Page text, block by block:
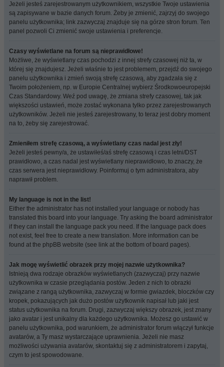
Jeżeli jesteś zarejestrowanym użytkownikiem, wszystkie Twoje ustawienia
są zapisywane w bazie danych forum. Żeby je zmienić, zajrzyj do swojego
panelu użytkownika; link zazwyczaj znajduje się na górze stron forum. Ten
panel pozwoli Ci zmienić swoje ustawienia i preferencje.
Czasy wyświetlane na forum są nieprawidłowe!
Możliwe, że wyświetlany czas pochodzi z innej strefy czasowej niż ta, w
której się znajdujesz. Jeżeli właśnie to jest problemem, przejdź do swojego
panelu użytkownika i zmień swoją strefę czasową, aby zgadzała się z
Twoim położeniem, np. w Europie Centralnej wybierz Środkowoeuropejski
Czas Standardowy. Weź pod uwagę, że zmiana strefy czasowej, tak jak
większości ustawień, może zostać wykonana tylko przez zarejestrowanych
użytkowników. Jeżeli nie jesteś zarejestrowany, to teraz jest dobry moment
na to, żeby się zarejestrować.
Zmieniłem strefę czasową, a wyświetlany czas nadal jest zły!
Jeżeli jesteś pewny/a, że ustawiłeś/aś strefę czasową i czas letni/DST
prawidłowo, a czas nadal jest wyświetlany nieprawidłowo, to znaczy, że
czas serwera jest nieprawidłowy. Poinformuj o tym administratora, aby
naprawił problem.
My language is not in the list!
Either the administrator has not installed your language or nobody has
translated this board into your language. Try asking the board administrator
if they can install the language pack you need. If the language pack does
not exist, feel free to create a new translation. More information can be
found at the phpBB website (see link at the bottom of board pages).
Jak mogę wyświetlić obrazek przy mojej nazwie użytkownika?
Istnieją dwa rodzaje obrazków wyświetlanych (zazwyczaj) przy nazwie
użytkownika w czasie przeglądania postów. Jeden z nich to obrazki
związane z rangą użytkownika, zazwyczaj w formie gwiazdek, bloczków czy
kropek, pokazujących jak dużo postów użytkownik napisał lub jaki jest
status użytkownika na forum. Drugi, zazwyczaj większy obrazek, jest znany
jako avatar i jest unikalny dla każdego użytkownika. Możesz go ustawić w
panelu użytkownika, pod warunkiem, że administrator forum włączył funkcje
avatarów, a Ty masz wystarczające uprawnienia. Jeżeli nie masz
możliwości używania avatarów, skontaktuj się z administratorem i zapytaj,
czym to jest spowodowane.